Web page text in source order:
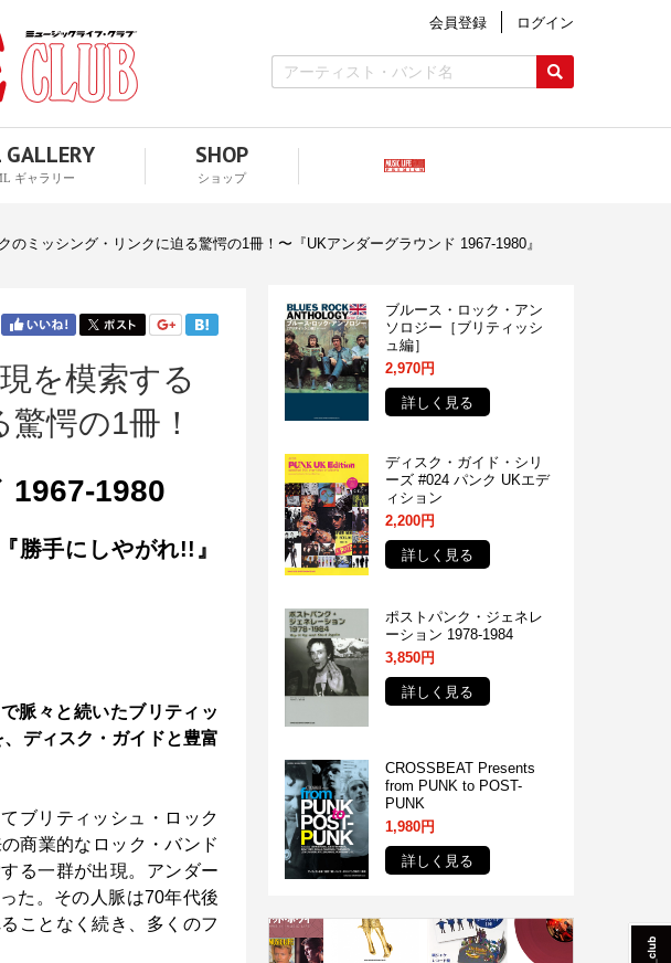
会員登録 ログイン
GALLERY
ギャラリー
SHOP
ショップ
ッシング・リンクに迫る驚愕の1冊！〜『UKアンダーグラウンド 1967-1980』
を模索する
愕の1冊！
1967-1980
勝手にしやがれ!!』
脈々と続いたブリティッ
ディスク・ガイドと豊富
ブリティッシュ・ロック
商業的なロック・バンド
る一群が出現。アンダー
た。その人脈は70年代後
ことなく続き、多くのフ
ブルース・ロック・アン
ソロジー［ブリティッシ
ュ編］
2,970円
詳しく見る
ディスク・ガイド・シリ
ーズ #024 パンク UKエデ
ィション
2,200円
詳しく見る
ポストパンク・ジェネレ
ーション 1978-1984
3,850円
詳しく見る
CROSSBEAT Presents
from PUNK to POST-
PUNK
1,980円
詳しく見る